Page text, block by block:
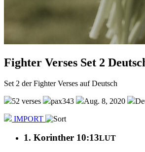
Fighter Verses Set 2
Set 2 der Fighter Verses auf Deutsch
52 verses pax343 Aug. 8, 2020
IMPORT
1. Korinther 10:13LUT